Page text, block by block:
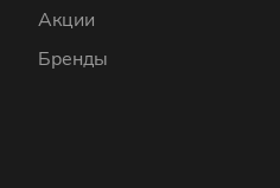
Акции
Бренды